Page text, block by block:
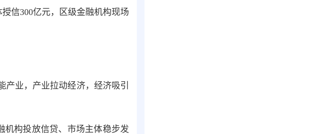
信300亿元，区级金融机构现场
业，产业拉动经济，经济吸引
机构投放信贷、市场主体稳步发